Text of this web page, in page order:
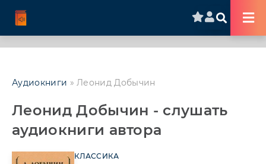
Аудиокниги » Леонид Добычин
Леонид Добычин - слушать
аудиокниги автора
КЛАССИКА